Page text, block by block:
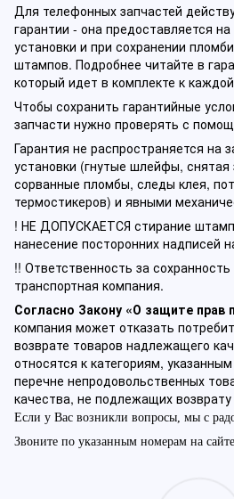
Для телефонных запчастей
гарантии - она предоставляется
установки и при сохранении
штампов. Подробнее читайте в
который идет в комплекте к
Чтобы сохранить гарантийные
запчасти нужно проверять с
Гарантия не распространяется на
установки (гнутые шлейфы, снятая
сорванные пломбы, следы клея,
термостикеров) и явными
! НЕ ДОПУСКАЕТСЯ стирание
нанесение посторонних надписей
!! Ответственность за
транспортная компания.
Согласно Закону «О защите прав
компания может отказать
возврате товаров надлежащего
относятся к категориям,
перечне непродовольственных
качества, не подлежащих
Если у Вас возникли вопросы, мы с
Звоните по указанным номерам на сайте.